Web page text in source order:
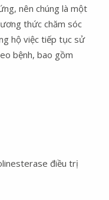
nên chúng là một
thức chăm sóc
hộ việc tiếp tục sử
bệnh, bao gồm
điều trị